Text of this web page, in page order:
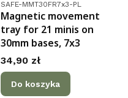
SAFE-MMT30FR7x3-PL
Magnetic movement
tray for 21 minis on
30mm bases, 7x3
Cena
34,90 zł
Do koszyka